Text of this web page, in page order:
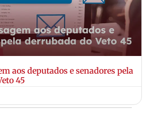
aos deputados e senadores pela
45